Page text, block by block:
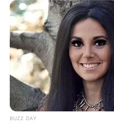
BUZZ DAY